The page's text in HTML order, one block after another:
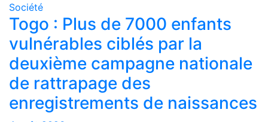
Société
Togo : Plus de 7000 enfants
vulnérables ciblés par la
deuxième campagne nationale
de rattrapage des
enregistrements de naissances